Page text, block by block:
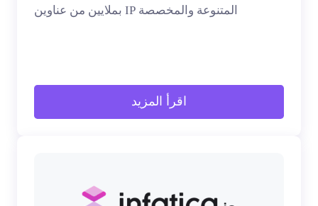
بملايين من عناوين IP المتنوعة والمخصصة
اقرأ المزيد